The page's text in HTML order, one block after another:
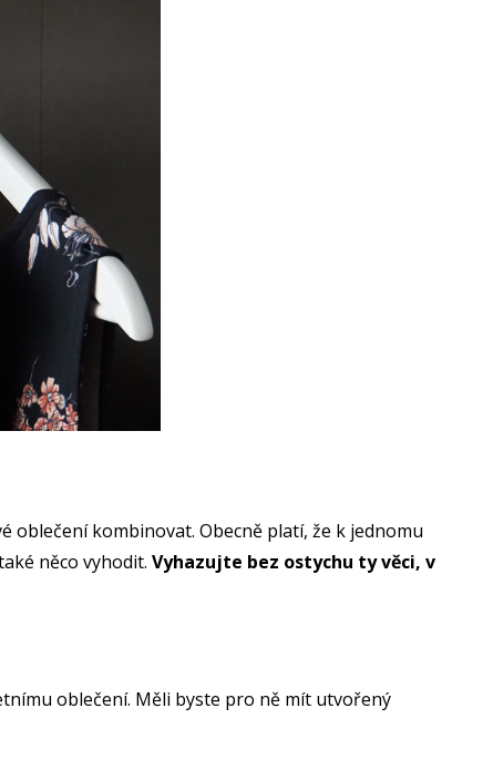
oblečení kombinovat. Obecně platí, že k jednomu
něco vyhodit. Vyhazujte bez ostychu ty věci, v
oblečení. Měli byste pro ně mít utvořený